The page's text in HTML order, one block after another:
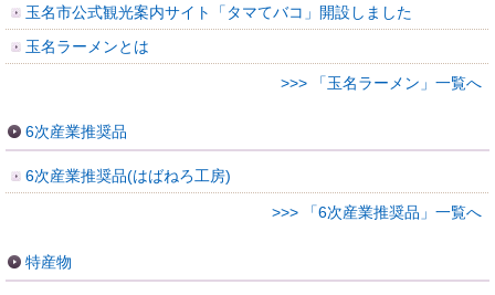
玉名市公式観光案内サイト「タマてバコ」開設しました
玉名ラーメンとは
>>> 「玉名ラーメン」一覧へ
6次産業推奨品
6次産業推奨品(はばねろ工房)
>>> 「6次産業推奨品」一覧へ
特産物